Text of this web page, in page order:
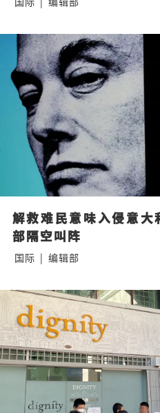
解救难民意味入侵意
部隔空叫阵
国际 | 编辑部